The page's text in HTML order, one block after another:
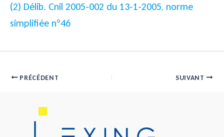
(2) Délib. Cnil 2005-002 du 13-1-2005, norme
simplifiée n°46
PRÉCÉDENT SUIVANT